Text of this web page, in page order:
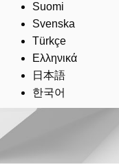
Suomi
Svenska
Türkçe
Ελληνικά
日本語
한국어